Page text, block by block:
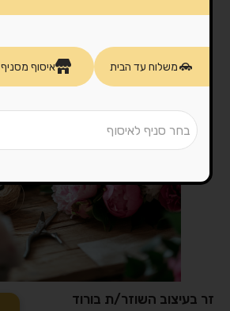
זר בעיצוב השוזר/ת בורוד
משלוח עד הבית איסוף מסניף
בחר סניף לאיסוף